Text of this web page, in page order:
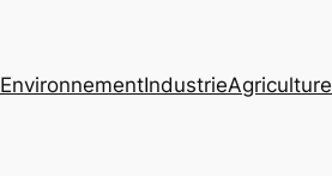
EnvironnementIndustrieAgriculture